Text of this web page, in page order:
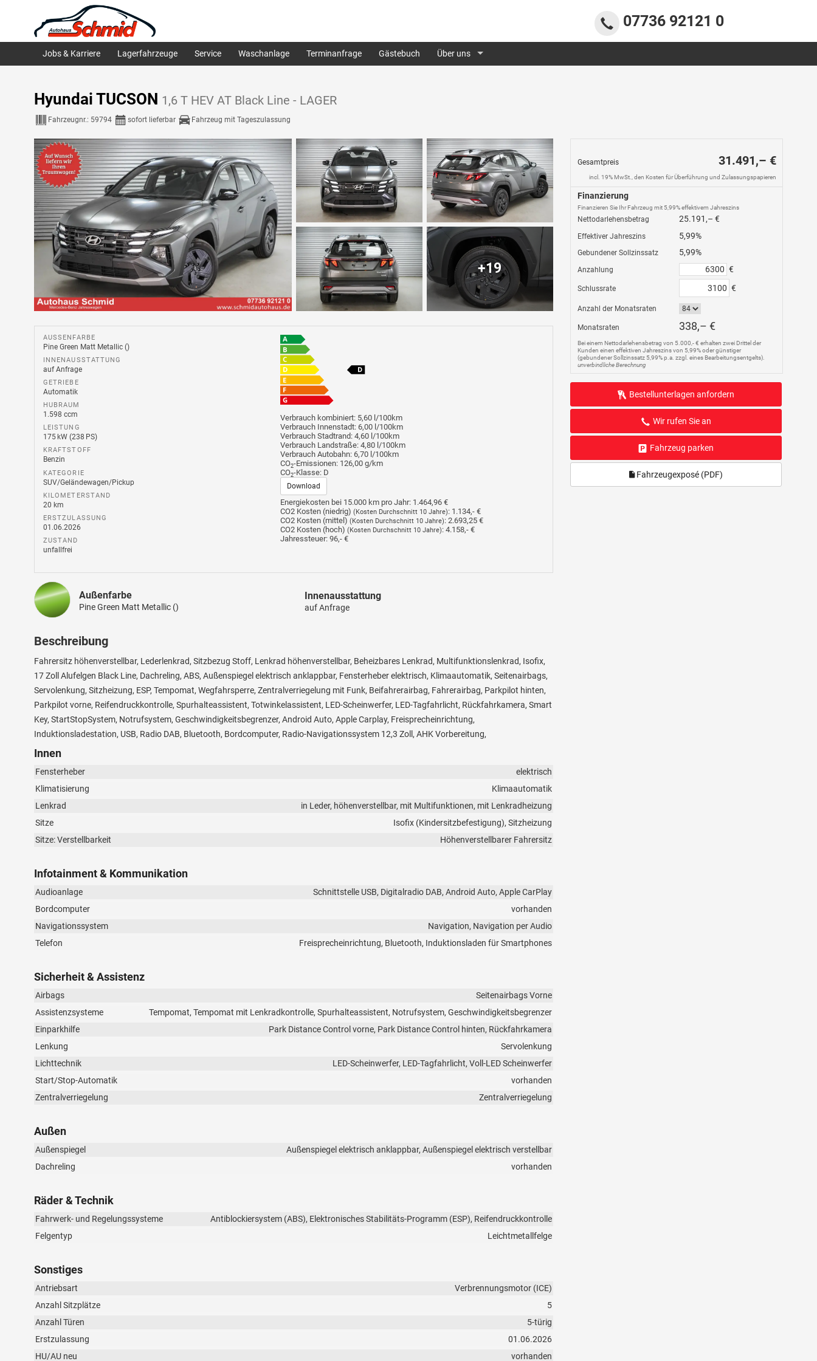
07736 92121 0
Jobs & Karriere Lagerfahrzeuge Service Waschanlage Terminanfrage Gästebuch Über uns
Hyundai TUCSON 1,6 T HEV AT Black Line - LAGER
Fahrzeugnr.: 59794 sofort lieferbar Fahrzeug mit Tageszulassung
Gesamtpreis 31.491,– €
incl. 19% MwSt., den Kosten für Überführung und Zulassungspapieren
Finanzierung
Finanzieren Sie Ihr Fahrzeug mit 5,99% effektivem Jahreszins
Nettodarlehensbetrag 25.191,– €
Effektiver Jahreszins 5,99%
Gebundener Sollzinssatz 5,99%
Anzahlung €
Schlussrate €
Anzahl der Monatsraten
Monatsraten 338,– €
Bei einem Nettodarlehensbetrag von 5.000,- € erhalten zwei Drittel der
Kunden einen effektiven Jahreszins von 5,99% oder günstiger
(gebundener Sollzinssatz 5,99% p.a. zzgl. eines Bearbeitungsentgelts).
unverbindliche Berechnung
Bestellunterlagen anfordern
Wir rufen Sie an
Fahrzeug parken
Fahrzeugexposé (PDF)
+19
AUSSENFARBE
Pine Green Matt Metallic ()
INNENAUSSTATTUNG
auf Anfrage
GETRIEBE
Automatik
HUBRAUM
1.598 ccm
LEISTUNG
175 kW (238 PS)
KRAFTSTOFF
Benzin
KATEGORIE
SUV/Geländewagen/Pickup
KILOMETERSTAND
20 km
ERSTZULASSUNG
01.06.2026
ZUSTAND
unfallfrei
Verbrauch kombiniert: 5,60 l/100km
Verbrauch Innenstadt: 6,00 l/100km
Verbrauch Stadtrand: 4,60 l/100km
Verbrauch Landstraße: 4,80 l/100km
Verbrauch Autobahn: 6,70 l/100km
CO2-Emissionen: 126,00 g/km
CO2-Klasse: D
Download
Energiekosten bei 15.000 km pro Jahr: 1.464,96 €
CO2 Kosten (niedrig) (Kosten Durchschnitt 10 Jahre): 1.134,- €
CO2 Kosten (mittel) (Kosten Durchschnitt 10 Jahre): 2.693,25 €
CO2 Kosten (hoch) (Kosten Durchschnitt 10 Jahre): 4.158,- €
Jahressteuer: 96,- €
Außenfarbe
Pine Green Matt Metallic ()
Innenausstattung
auf Anfrage
Beschreibung
Fahrersitz höhenverstellbar, Lederlenkrad, Sitzbezug Stoff, Lenkrad höhenverstellbar, Beheizbares Lenkrad, Multifunktionslenkrad, Isofix,
17 Zoll Alufelgen Black Line, Dachreling, ABS, Außenspiegel elektrisch anklappbar, Fensterheber elektrisch, Klimaautomatik, Seitenairbags,
Servolenkung, Sitzheizung, ESP, Tempomat, Wegfahrsperre, Zentralverriegelung mit Funk, Beifahrerairbag, Fahrerairbag, Parkpilot hinten,
Parkpilot vorne, Reifendruckkontrolle, Spurhalteassistent, Totwinkelassistent, LED-Scheinwerfer, LED-Tagfahrlicht, Rückfahrkamera, Smart
Key, StartStopSystem, Notrufsystem, Geschwindigkeitsbegrenzer, Android Auto, Apple Carplay, Freisprecheinrichtung,
Induktionsladestation, USB, Radio DAB, Bluetooth, Bordcomputer, Radio-Navigationssystem 12,3 Zoll, AHK Vorbereitung,
Innen
Fensterheber
elektrisch
Klimatisierung
Klimaautomatik
Lenkrad
in Leder, höhenverstellbar, mit Multifunktionen, mit Lenkradheizung
Sitze
Isofix (Kindersitzbefestigung), Sitzheizung
Sitze: Verstellbarkeit
Höhenverstellbarer Fahrersitz
Infotainment & Kommunikation
Audioanlage
Schnittstelle USB, Digitalradio DAB, Android Auto, Apple CarPlay
Bordcomputer
vorhanden
Navigationssystem
Navigation, Navigation per Audio
Telefon
Freisprecheinrichtung, Bluetooth, Induktionsladen für Smartphones
Sicherheit & Assistenz
Airbags
Seitenairbags Vorne
Assistenzsysteme
Tempomat, Tempomat mit Lenkradkontrolle, Spurhalteassistent, Notrufsystem, Geschwindigkeitsbegrenzer
Einparkhilfe
Park Distance Control vorne, Park Distance Control hinten, Rückfahrkamera
Lenkung
Servolenkung
Lichttechnik
LED-Scheinwerfer, LED-Tagfahrlicht, Voll-LED Scheinwerfer
Start/Stop-Automatik
vorhanden
Zentralverriegelung
Zentralverriegelung
Außen
Außenspiegel
Außenspiegel elektrisch anklappbar, Außenspiegel elektrisch verstellbar
Dachreling
vorhanden
Räder & Technik
Fahrwerk- und Regelungssysteme
Antiblockiersystem (ABS), Elektronisches Stabilitäts-Programm (ESP), Reifendruckkontrolle
Felgentyp
Leichtmetallfelge
Sonstiges
Antriebsart
Verbrennungsmotor (ICE)
Anzahl Sitzplätze
5
Anzahl Türen
5-türig
Erstzulassung
01.06.2026
HU/AU neu
vorhanden